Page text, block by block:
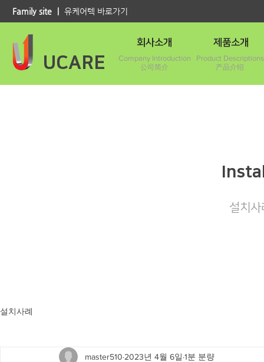
Family site ｜ 유케어텍 바로가기
UCARE
회사소개 제품소개
Company Introduction
公司简介
Product Descriptions
产品介绍
설치
설치사례
master510 2023년 4월 6일 1분 분량